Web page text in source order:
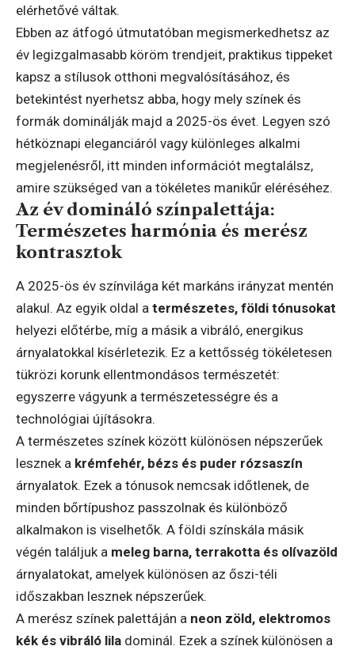
elérhetővé váltak.
Ebben az átfogó útmutatóban megismerkedhetsz az
év legizgalmasabb köröm trendjeit, praktikus tippeket
kapsz a stílusok otthoni megvalósításához, és
betekintést nyerhetsz abba, hogy mely színek és
formák dominálják majd a 2025-ös évet. Legyen szó
hétköznapi eleganciáról vagy különleges alkalmi
megjelenésről, itt minden információt megtalálsz,
amire szükséged van a tökéletes manikűr eléréséhez.
Az év domináló színpalettája:
Természetes harmónia és merész
kontrasztok
A 2025-ös év színvilága két markáns irányzat mentén
alakul. Az egyik oldal a természetes, földi tónusokat
helyezi előtérbe, míg a másik a vibráló, energikus
árnyalatokkal kísérletezik. Ez a kettősség tökéletesen
tükrözi korunk ellentmondásos természetét:
egyszerre vágyunk a természetességre és a
technológiai újításokra.
A természetes színek között különösen népszerűek
lesznek a krémfehér, bézs és puder rózsaszín
árnyalatok. Ezek a tónusok nemcsak időtlenek, de
minden bőrtípushoz passzolnak és különböző
alkalmakon is viselhetők. A földi színskála másik
végén találjuk a meleg barna, terrakotta és olívazöld
árnyalatokat, amelyek különösen az őszi-téli
időszakban lesznek népszerűek.
A merész színek palettáján a neon zöld, elektromos
kék és vibráló lila dominál. Ezek a színek különösen a